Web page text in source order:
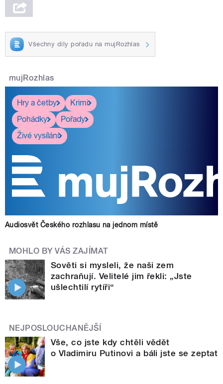
Všechny díly pořadu na mujRozhlas
mujRozhlas
Hry a četby
Krimi
Pohádky
Pořady
Živé vysílání
Audiosvět Českého rozhlasu na jednom místě
MOHLO BY VÁS ZAJÍMAT
Sověti si mysleli, že naši zem
zachraňují. Velitelé jim řekli: „Jste
ušlechtilí rytíři“
NEJPOSLOUCHANĚJŠÍ
Vše, co jste kdy chtěli vědět
o Vladimiru Putinovi a báli jste se zeptat